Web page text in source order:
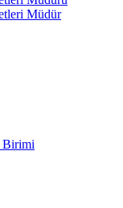
Müdür
Birimi